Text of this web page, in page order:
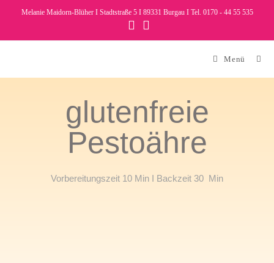
Melanie Maidorn-Blüher I Stadtstraße 5 I 89331 Burgau I Tel. 0170 - 44 55 535
Menü
glutenfreie
Pestoähre
Vorbereitungszeit 10 Min I Backzeit 30 Min